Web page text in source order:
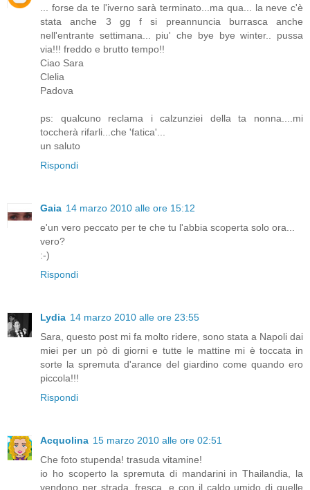
... forse da te l'iverno sarà terminato...ma qua... la neve c'è
stata anche 3 gg f si preannuncia burrasca anche
nell'entrante settimana... piu' che bye bye winter.. pussa
via!!! freddo e brutto tempo!!
Ciao Sara
Clelia
Padova
ps: qualcuno reclama i calzunziei della ta nonna....mi
toccherà rifarli...che 'fatica'...
un saluto
Rispondi
Gaia 14 marzo 2010 alle ore 15:12
e'un vero peccato per te che tu l'abbia scoperta solo ora...
vero?
:-)
Rispondi
Lydia 14 marzo 2010 alle ore 23:55
Sara, questo post mi fa molto ridere, sono stata a Napoli dai
miei per un pò di giorni e tutte le mattine mi è toccata in
sorte la spremuta d'arance del giardino come quando ero
piccola!!!
Rispondi
Acquolina 15 marzo 2010 alle ore 02:51
Che foto stupenda! trasuda vitamine!
io ho scoperto la spremuta di mandarini in Thailandia, la
vendono per strada, fresca, e con il caldo umido di quelle